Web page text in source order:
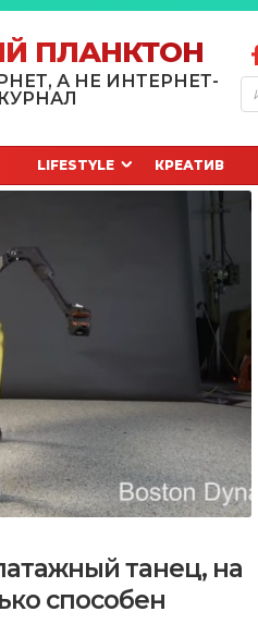
ПЛАНКТОН
А НЕ ИНТЕРНЕТ-
LIFESTYLE КРЕАТИВ
танец, на
способен